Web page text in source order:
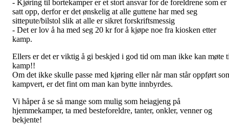
- Kjøring til bortekamper er et stort ansvar for de foreldrene som er
satt opp, derfor er det ønskelig at alle guttene har med seg
sittepute/bilstol slik at alle er sikret forskriftsmessig
- Det er lov å ha med seg 20 kr for å kjøpe noe fra kiosken etter
kamp.
Ellers er det er viktig å gi beskjed i god tid om man ikke kan møte
kamp!!
Om det ikke skulle passe med kjøring eller når man står oppført
kampvert, er det fint om man kan bytte innbyrdes.
Vi håper å se så mange som mulig som heiagjeng på
hjemmekamper, ta med besteforeldre, tanter, onkler, venner og
bekjente!